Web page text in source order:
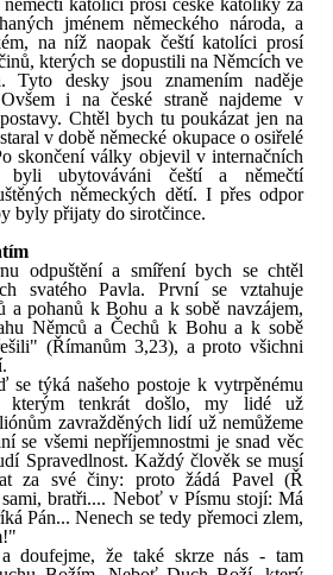
katolíci prosí české katolíky za
jménem německého národa, a
na níž naopak čeští katolíci prosí
kterých se dopustili na Němcích ve
Tyto desky jsou znamením naděje
i na české straně najdeme v
Chtěl bych tu poukázat jen na
v době německé okupace o osiřelé
skončení války objevil v internačních
byli ubytováváni čeští a němečtí
německých dětí. I přes odpor
byly přijaty do sirotčince.
odpuštění a smíření bych se chtěl
svatého Pavla. První se vztahuje
a pohanů k Bohu a k sobě navzájem,
Němců a Čechů k Bohu a k sobě
(Římanům 3,23), a proto všichni
se týká našeho postoje k vytrpěnému
kterým tenkrát došlo, my lidé už
zavražděných lidí už nemůžeme
se všemi nepříjemnostmi je snad věc
Spravedlnost. Každý člověk se musí
za své činy: proto žádá Pavel (Ř
bratři.... Neboť v Písmu stojí: Má
Pán... Nenech se tedy přemoci zlem,
doufejme, že také skrze nás - tam